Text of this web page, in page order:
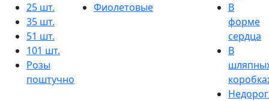
25 шт.
35 шт.
51 шт.
101 шт.
Розы
поштучно
Фиолетовые
В
форме
сердца
В